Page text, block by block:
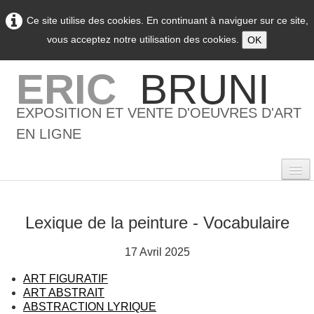
Ce site utilise des cookies. En continuant à naviguer sur ce site,
vous acceptez notre utilisation des cookies.
OK
ERIC BRUNI
EXPOSITION ET VENTE D'OEUVRES D'ART
EN LIGNE
0
L'artiste▼
Lexique de la peinture - Vocabulaire
17 Avril 2025
ART FIGURATIF
ART ABSTRAIT
ABSTRACTION LYRIQUE